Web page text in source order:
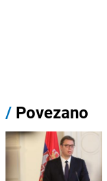
/ Povezano